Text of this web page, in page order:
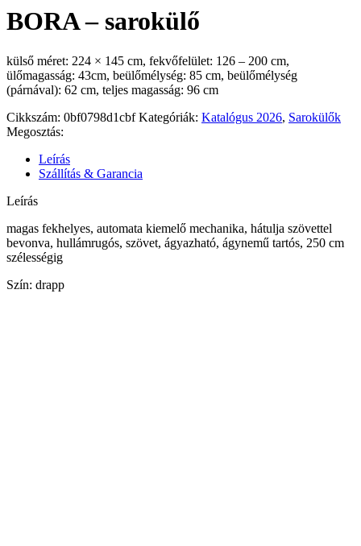
BORA – sarokülő
külső méret: 224 × 145 cm, fekvőfelület: 126 – 200 cm,
ülőmagasság: 43cm, beülőmélység: 85 cm, beülőmélység
(párnával): 62 cm, teljes magasság: 96 cm
Cikkszám: 0bf0798d1cbfKategóriák: Katalógus 2026, Sarokülők
Megosztás:
Leírás
Szállítás & Garancia
Leírás
magas fekhelyes, automata kiemelő mechanika, hátulja szövettel
bevonva, hullámrugós, szövet, ágyazható, ágynemű tartós, 250 cm
szélességig
Szín: drapp